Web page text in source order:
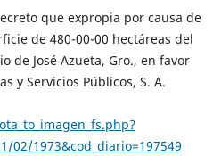
que expropia por causa de
de 480-00-00 hectáreas del
de José Azueta, Gro., en favor
y Servicios Públicos, S. A.
02/1973&cod_diario=197549